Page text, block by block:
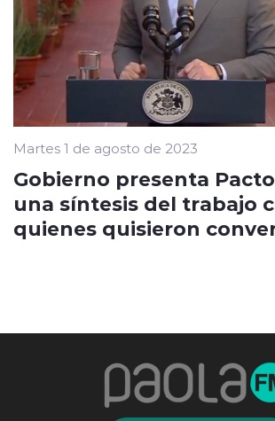
Martes 1 de agosto de 2023
Gobierno presenta
una síntesis del trabajo
quienes quisieron